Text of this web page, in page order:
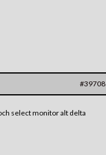
#39708
select monitor alt delta